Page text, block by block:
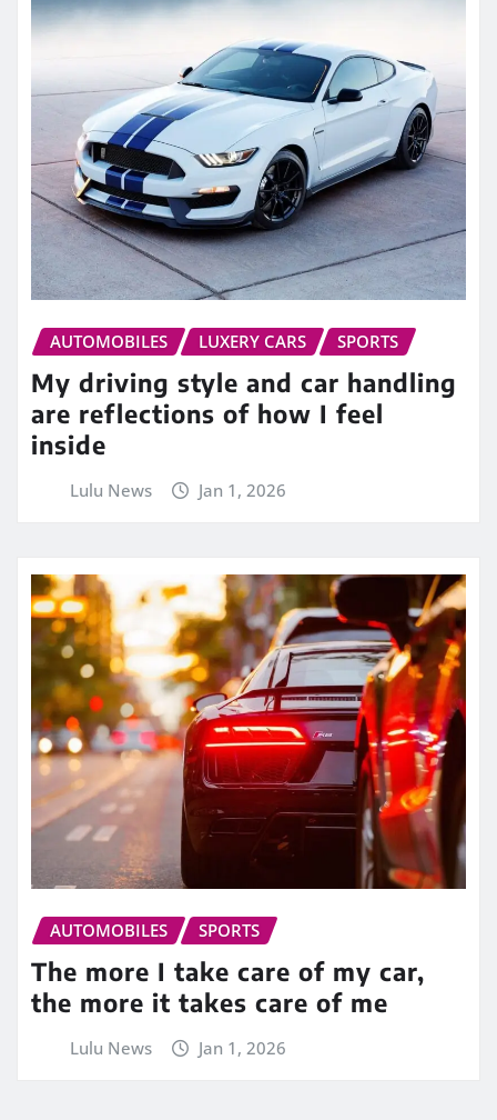
AUTOMOBILES LUXERY CARS SPORTS
My driving style and car handling
are reflections of how I feel
inside
Lulu News Jan 1, 2026
AUTOMOBILES SPORTS
The more I take care of my car,
the more it takes care of me
Lulu News Jan 1, 2026